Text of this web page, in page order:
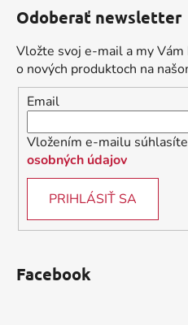
Odoberať newsletter
Vložte svoj e-mail a my
o nových produktoch na
Email
Vložením e-mailu
osobných údajov
PRIHLÁSIŤ SA
Facebook